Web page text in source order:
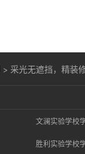
> 采光无遮挡，精装
文澜实验学校
胜利实验学校